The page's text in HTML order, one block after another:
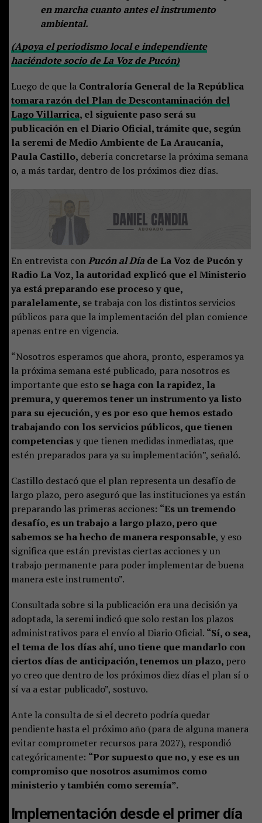
en marcha cuanto antes el instrumento
ambiental.
(Apoya el periodismo local e independiente
haciéndote socio de La Voz de Pucón)
Luego de que la Contraloría General de la República
tomara razón del Plan de Descontaminación del
Lago Villarrica, el siguiente paso será su
publicación en el Diario Oficial, trámite que, según
la seremi de Medio Ambiente de La Araucanía,
Paula Castillo, debería concretarse la próxima semana
o, a más tardar, dentro de los próximos diez días.
En entrevista conPucón al Díade La Voz de Pucón y
Radio La Voz, la autoridad explicó que el Ministerio
ya está preparando ese proceso y que,
paralelamente, se trabaja con los distintos servicios
públicos para que la implementación del plan comience
apenas entre en vigencia.
“Nosotros esperamos que ahora, pronto, esperamos ya
la próxima semana esté publicado, para nosotros es
importante que esto se haga con la rapidez, la
premura, y queremos tener un instrumento ya listo
para su ejecución, y es por eso que hemos estado
trabajando con los servicios públicos, que tienen
competenciasy que tienen medidas inmediatas, que
estén preparados para ya su implementación”, señaló.
Castillo destacó que el plan representa un desafío de
largo plazo, pero aseguró que las instituciones ya están
preparando las primeras acciones: “Es un tremendo
desafío, es un trabajo a largo plazo, pero que
sabemos se ha hecho de manera responsable, y eso
significa que están previstas ciertas acciones y un
trabajo permanente para poder implementar de buena
manera este instrumento”.
Consultada sobre si la publicación era una decisión ya
adoptada, la seremi indicó que solo restan los plazos
administrativos para el envío al Diario Oficial. “Sí, o sea,
el tema de los días ahí, uno tiene que mandarlo con
ciertos días de anticipación, tenemos un plazo, pero
yo creo que dentro de los próximos diez días el plan sí o
sí va a estar publicado”, sostuvo.
Ante la consulta de si el decreto podría quedar
pendiente hasta el próximo año (para de alguna manera
evitar comprometer recursos para 2027), respondió
categóricamente: “Por supuesto que no, y ese es un
compromiso que nosotros asumimos como
ministerio y también como seremía”.
Implementación desde el primer día